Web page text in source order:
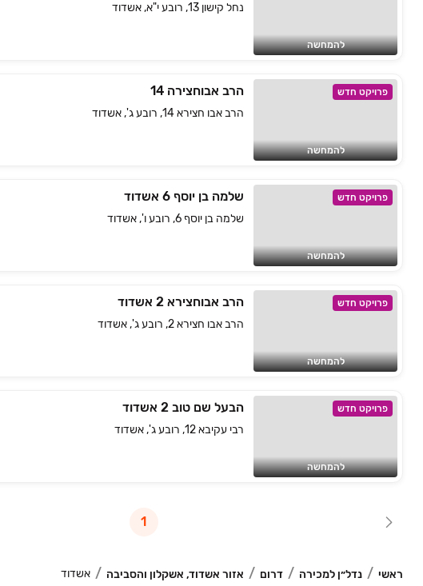
להמחשה
נחל קישון 13, רובע י"א, אשדוד
פרויקט חדש
להמחשה
הרב אבוחצירה 14
הרב אבו חצירא 14, רובע ג', אשדוד
פרויקט חדש
להמחשה
שלמה בן יוסף 6 אשדוד
שלמה בן יוסף 6, רובע ו', אשדוד
פרויקט חדש
להמחשה
הרב אבוחצירא 2 אשדוד
הרב אבו חצירא 2, רובע ג', אשדוד
פרויקט חדש
להמחשה
הבעל שם טוב 2 אשדוד
רבי עקיבא 12, רובע ג', אשדוד
1
ראשי נדל״ן למכירה דרום אזור אשדוד, אשקלון והסביבה אשדוד